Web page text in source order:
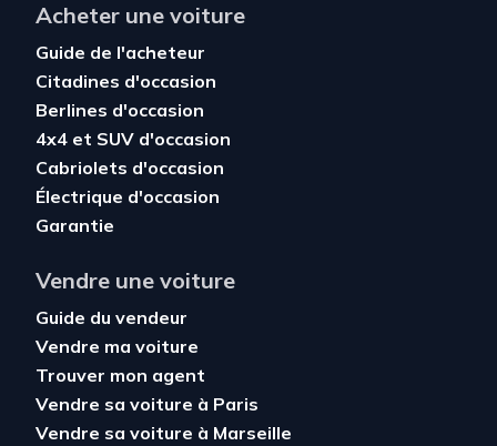
Acheter une voiture
Guide de l'acheteur
Citadines d'occasion
Berlines d'occasion
4x4 et SUV d'occasion
Cabriolets d'occasion
Électrique d'occasion
Garantie
Vendre une voiture
Guide du vendeur
Vendre ma voiture
Trouver mon agent
Vendre sa voiture à Paris
Vendre sa voiture à Marseille